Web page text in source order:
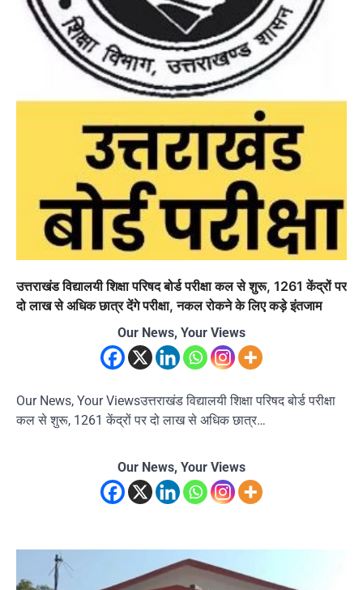
उत्तराखंड विद्यालयी शिक्षा परिषद बोर्ड परीक्षा कल से शुरू, 1261 केंद्रों पर
दो लाख से अधिक छात्र देंगे परीक्षा, नकल रोकने के लिए कड़े इंतजाम
Our News, Your Views
Our News, Your Viewsउत्तराखंड विद्यालयी शिक्षा परिषद बोर्ड परीक्षा
कल से शुरू, 1261 केंद्रों पर दो लाख से अधिक छात्र…
Our News, Your Views